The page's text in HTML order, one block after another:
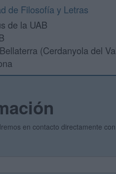
de Filosofía y Letras
de la UAB
(Cerdanyola del
en contacto directamente